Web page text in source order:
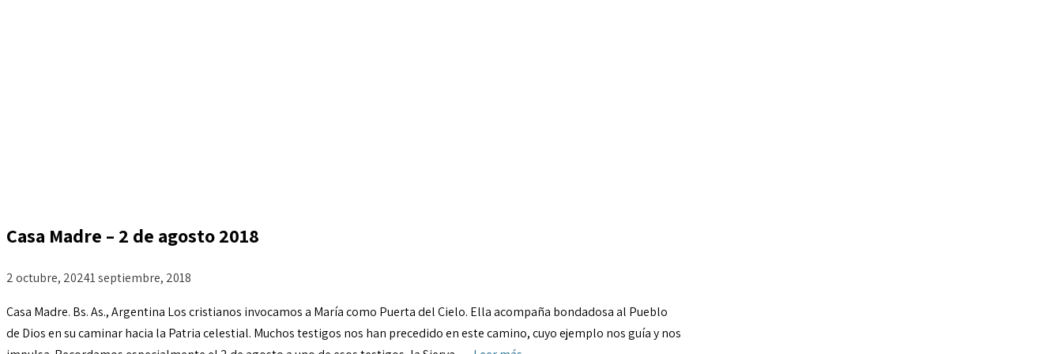
Casa Madre – 2 de agosto 2018
2 octubre, 20241 septiembre, 2018
Casa Madre. Bs. As., Argentina Los cristianos invocamos a María como Puerta del Cielo. Ella acompaña bondadosa al Pueblo
de Dios en su caminar hacia la Patria celestial. Muchos testigos nos han precedido en este camino, cuyo ejemplo nos guía y nos